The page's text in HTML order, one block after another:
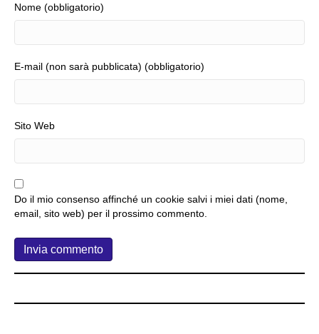
Nome (obbligatorio)
E-mail (non sarà pubblicata) (obbligatorio)
Sito Web
Do il mio consenso affinché un cookie salvi i miei dati (nome,
email, sito web) per il prossimo commento.